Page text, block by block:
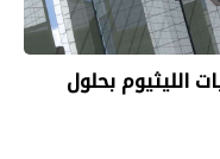
الليثيوم بحلول